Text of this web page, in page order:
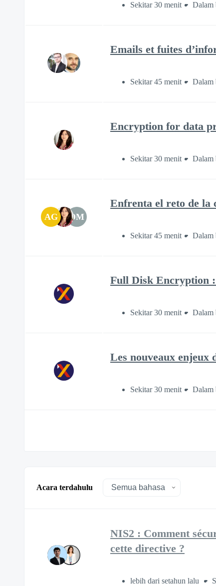
Sekitar 30 menit Dalam
Emails et fuites
Sekitar 45 menit Dalam
Encryption for data
Sekitar 30 menit Dalam
AG DM
Enfrenta el reto de la
Sekitar 45 menit Dalam
Full Disk Encryption
Sekitar 30 menit Dalam
Les nouveaux enjeux
Sekitar 30 menit Dalam
Acara terdahulu
NIS2 : Comment
cette directive ?
lebih dari setahun lalu